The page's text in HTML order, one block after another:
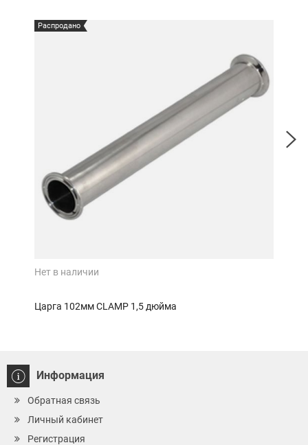
Распродано
Нет в наличии
Царга 102мм CLAMP 1,5 дюйма
Информация
Обратная связь
Личный кабинет
Регистрация